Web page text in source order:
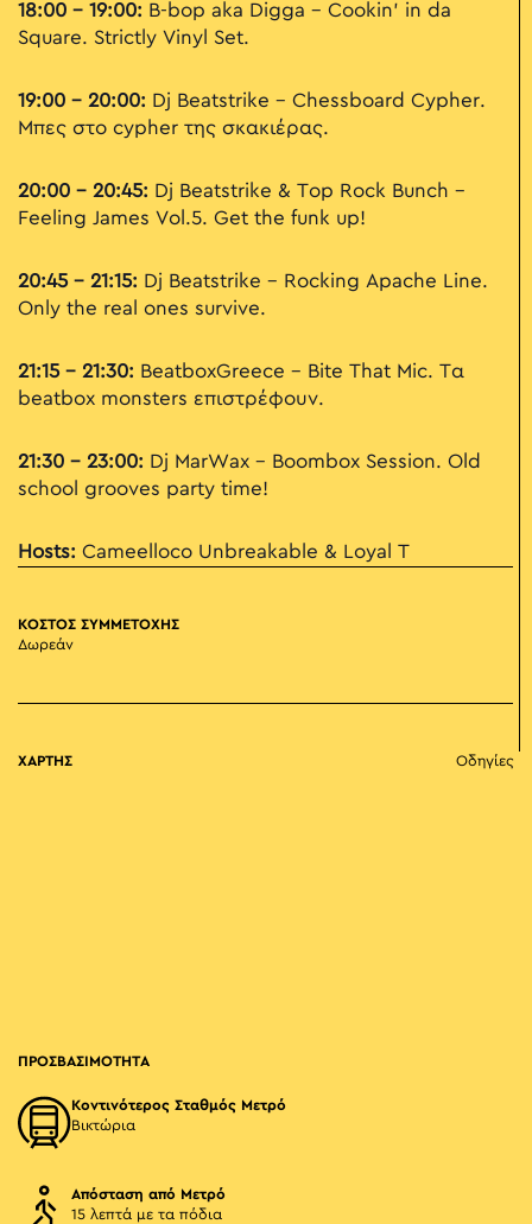
18:00 - 19:00: B-bop aka Digga – Cookin’ in da
Square. Strictly Vinyl Set.
19:00 - 20:00: Dj Beatstrike – Chessboard Cypher.
Μπες στο cypher της σκακιέρας.
20:00 - 20:45: Dj Beatstrike & Top Rock Bunch –
Feeling James Vol.5. Get the funk up!
20:45 - 21:15: Dj Beatstrike – Rocking Apache Line.
Only the real ones survive.
21:15 - 21:30: BeatboxGreece – Bite That Mic. Τα
beatbox monsters επιστρέφουν.
21:30 - 23:00: Dj MarWax – Boombox Session. Old
school grooves party time!
Hosts: Cameelloco Unbreakable & Loyal T
ΚΟΣΤΟΣ ΣΥΜΜΕΤΟΧΗΣ
Δωρεάν
ΧΑΡΤΗΣ Οδηγίες
ΠΡΟΣΒΑΣΙΜΟΤΗΤΑ
Κοντινότερος Σταθμός Μετρό
Βικτώρια
Απόσταση από Μετρό
15 λεπτά με τα πόδια